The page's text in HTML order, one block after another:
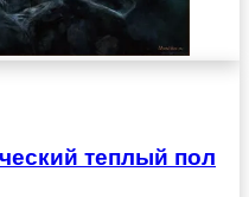
теплый пол